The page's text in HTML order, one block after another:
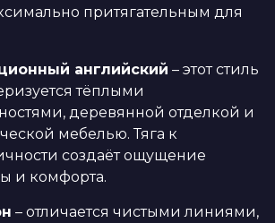
притягательным для
английский – этот стиль
тёплыми
деревянной отделкой и
мебелью. Тяга к
создаёт ощущение
и комфорта.
– отличается чистыми линиями,